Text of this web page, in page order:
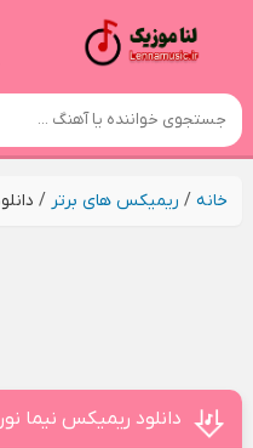
خانه/ ریمیکس های برتر /
دانلود ریمیکس نیما